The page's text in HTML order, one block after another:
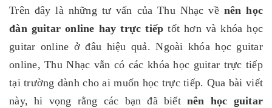
Trên đây là những tư vấn của Thu Nhạc về nên học
đàn guitar online hay trực tiếp tốt hơn và khóa học
guitar online ở đâu hiệu quả. Ngoài khóa học guitar
online, Thu Nhạc vẫn có các khóa học guitar trực tiếp
tại trường dành cho ai muốn học trực tiếp. Qua bài viết
này, hi vọng rằng các bạn đã biết nên học guitar